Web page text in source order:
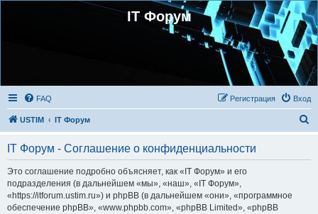
IT Форум
FAQ Вход
Регистрация
USTIM IT Форум
IT Форум - Соглашение о конфиденциальности
Это соглашение подробно объясняет, как «IT Форум» и его
подразделения (в дальнейшем «мы», «наш», «IT Форум»,
«https://itforum.ustim.ru») и phpBB (в дальнейшем «они», «программное
обеспечение phpBB», «www.phpbb.com», «phpBB Limited», «phpBB